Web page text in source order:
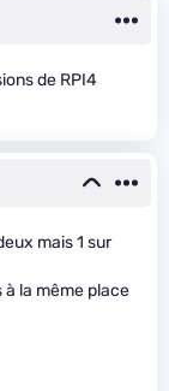
de RPI4
mais 1 sur
la même place